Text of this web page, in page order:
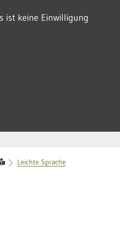
ist keine Einwilligung
Leichte Sprache